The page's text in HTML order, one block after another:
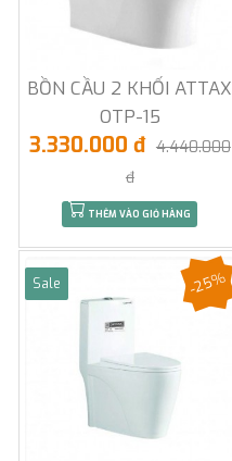
BỒN CẦU 2 KHỐI ATTAX
OTP-15
3.330.000 đ 4.440.000
đ
THÊM VÀO GIỎ HÀNG
Sale -25%